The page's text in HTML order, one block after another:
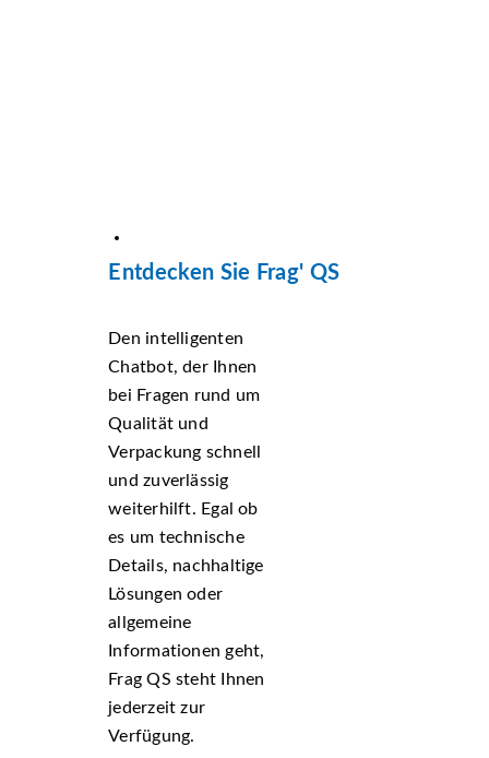
Entdecken Sie Frag' QS
Den intelligenten
Chatbot, der Ihnen
bei Fragen rund um
Qualität und
Verpackung schnell
und zuverlässig
weiterhilft. Egal ob
es um technische
Details, nachhaltige
Lösungen oder
allgemeine
Informationen geht,
Frag QS steht Ihnen
jederzeit zur
Verfügung.